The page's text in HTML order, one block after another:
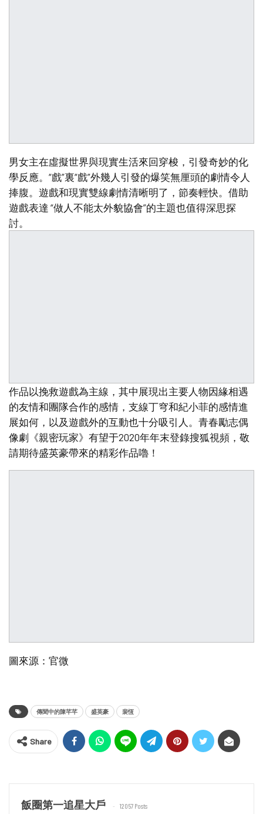
男女主在虛擬世界與現實生活來回穿梭，引發奇妙的化
學反應。“戲”裏“戲”外幾人引發的爆笑無厘頭的劇情令人
捧腹。遊戲和現實雙線劇情清晰明了，節奏輕快。借助
遊戲表達 “做人不能太外貌協會”的主題也值得深思探
討。
作品以挽救遊戲為主線，其中展現出主要人物因緣相遇
的友情和團隊合作的感情，支線丁穹和紀小菲的感情進
展如何，以及遊戲外的互動也十分吸引人。青春勵志偶
像劇《親密玩家》有望于2020年年末登錄搜狐視頻，敬
請期待盛英豪帶來的精彩作品嚕！
圖來源：官微
傳聞中的陳芊芊 盛英豪 裴恆
Share
飯圈第一追星大戶 12057 Posts